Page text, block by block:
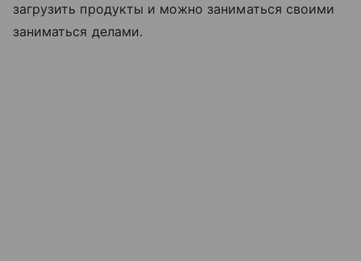
загрузить продукты и можно заниматься своими
заниматься делами.